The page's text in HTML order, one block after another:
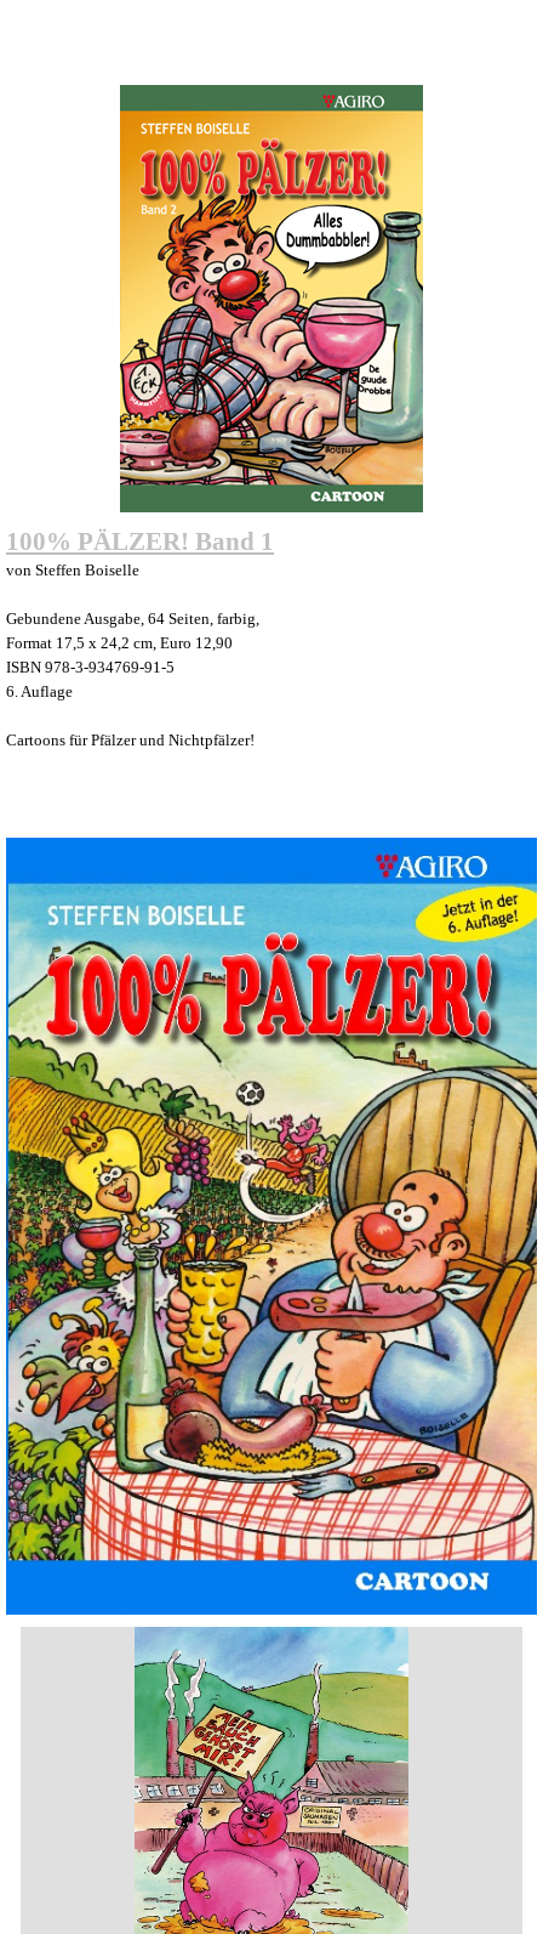
100% PÄLZER! Band 1
von Steffen Boiselle
Gebundene Ausgabe, 64 Seiten, farbig,
Format 17,5 x 24,2 cm, Euro 12,90
ISBN 978-3-934769-91-5
6. Auflage
Cartoons für Pfälzer und Nichtpfälzer!